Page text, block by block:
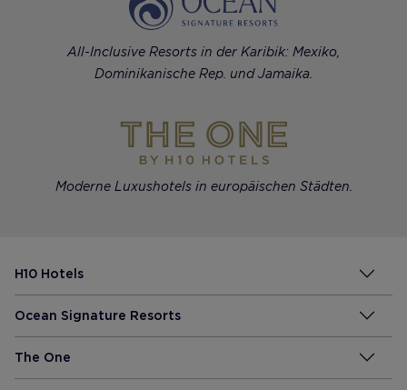
All-Inclusive Resorts in der Karibik: Mexiko,
Dominikanische Rep. und Jamaika.
Moderne Luxushotels in europäischen Städten.
H10 Hotels
Ocean Signature Resorts
The One